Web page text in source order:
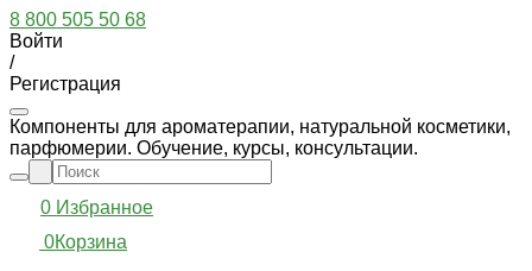
8 800 505 50 68
Войти
/
Регистрация
Компоненты для ароматерапии, натуральной косметики,
парфюмерии. Обучение, курсы, консультации.
0 Избранное
0Корзина